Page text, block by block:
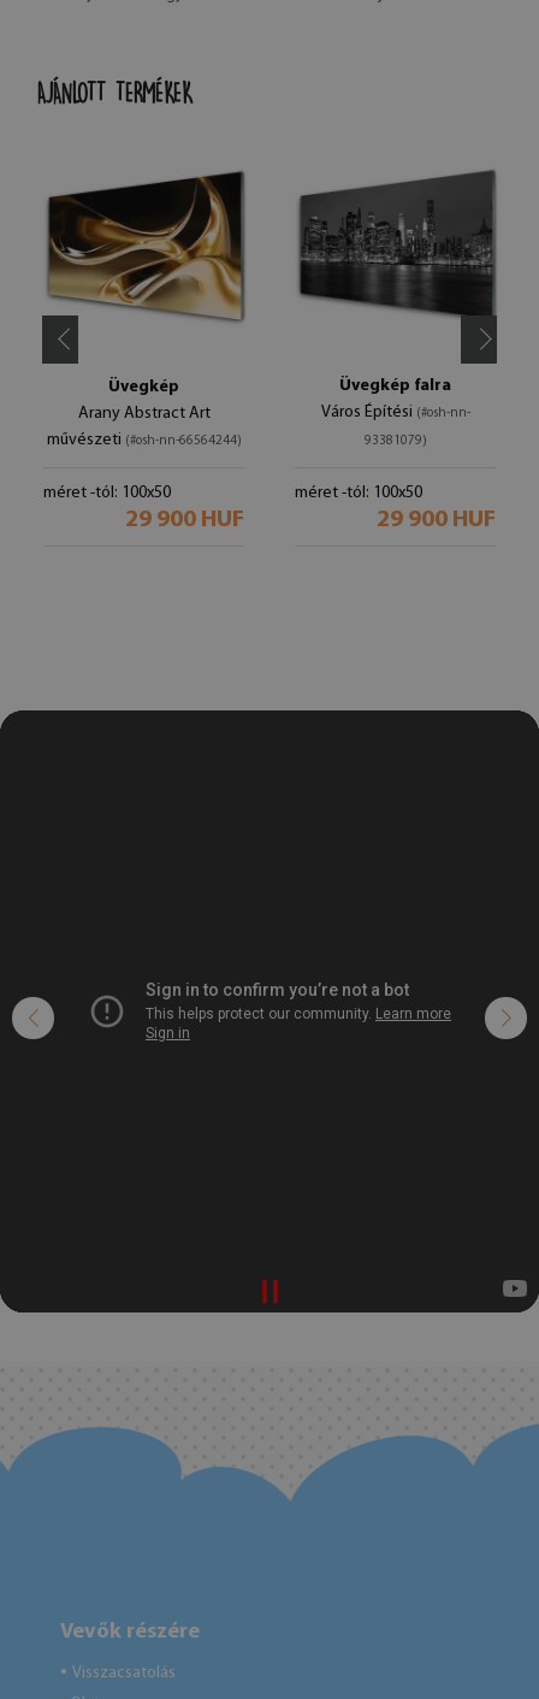
AJÁNLOTT TERMÉKEK
Üvegkép
Arany Abstract Art
művészeti (#osh-nn-66564244)
méret -tól: 100x50
29 900 HUF
Üvegkép falra
Város Építési (#osh-nn-
93381079)
méret -tól: 100x50
29 900 HUF
Vevők részére
● Visszacsatolás